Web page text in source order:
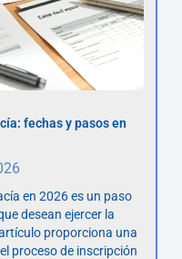
fechas y pasos en
en 2026 es un paso
desean ejercer la
proporciona una
proceso de inscripción